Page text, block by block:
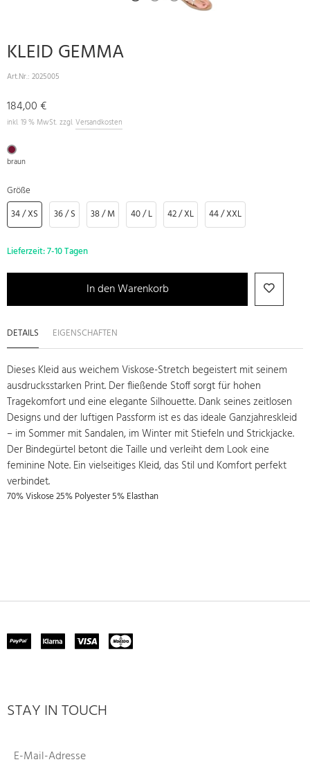
KLEID GEMMA
Art.Nr.: 2025005
184,00 €
inkl. 19 % MwSt. zzgl. Versandkosten
braun
Größe
34 / XS
36 / S 38 / M 40 / L 42 / XL 44 / XXL
Lieferzeit:7-10 Tagen
In den Warenkorb
DETAILS EIGENSCHAFTEN
Dieses Kleid aus weichem Viskose-Stretch begeistert mit seinem
ausdrucksstarken Print. Der fließende Stoff sorgt für hohen
Tragekomfort und eine elegante Silhouette. Dank seines zeitlosen
Designs und der luftigen Passform ist es das ideale Ganzjahreskleid
– im Sommer mit Sandalen, im Winter mit Stiefeln und Strickjacke.
Der Bindegürtel betont die Taille und verleiht dem Look eine
feminine Note. Ein vielseitiges Kleid, das Stil und Komfort perfekt
verbindet.
70% Viskose 25% Polyester 5% Elasthan
STAY IN TOUCH